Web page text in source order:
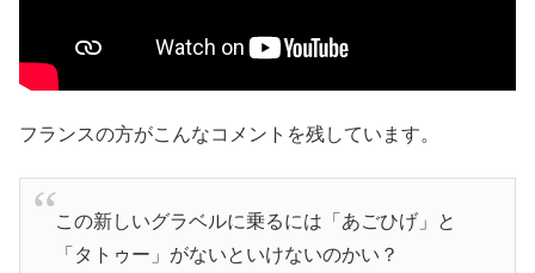
フランスの方がこんなコメントを残しています。
この新しいグラベルに乗るには「あごひげ」と
「タトゥー」がないといけないのかい？